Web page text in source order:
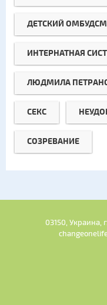
ДЕТСКИЙ
ИНТЕРНАТНАЯ
ЛЮДМИЛА
СЕКС
СОЗРЕВАНИЕ
03150, Украина,